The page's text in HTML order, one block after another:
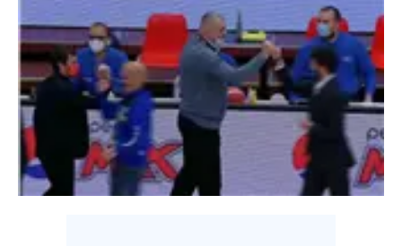
CRONACA
ITALIA
MONDO
POLITICA
ECONOMIA